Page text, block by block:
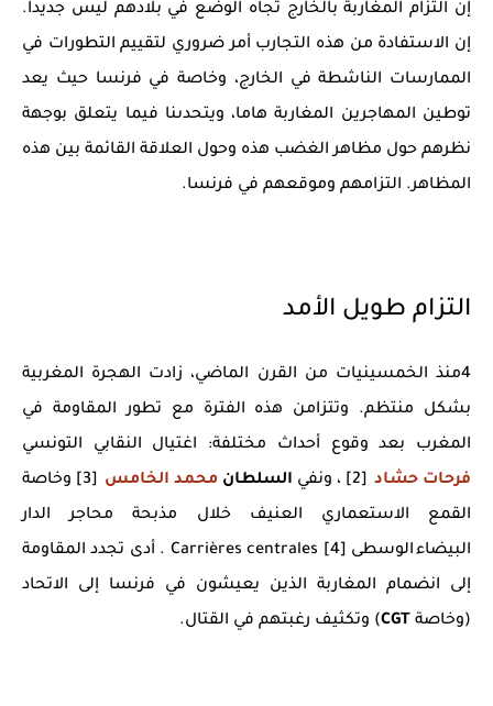
إن التزام المغاربة بالخارج تجاه الوضع في بلادهم ليس جديدا.
إن الاستفادة من هذه التجارب أمر ضروري لتقييم التطورات في
الممارسات الناشطة في الخارج، وخاصة في فرنسا حيث يعد
توطين المهاجرين المغاربة هاما، ويتحدىنا فيما يتعلق بوجهة
نظرهم حول مظاهر الغضب هذه وحول العلاقة القائمة بين هذه
المظاهر. التزامهم وموقعهم في فرنسا.
التزام طويل الأمد
4منذ الخمسينيات من القرن الماضي، زادت الهجرة المغربية
بشكل منتظم. وتتزامن هذه الفترة مع تطور المقاومة في
المغرب بعد وقوع أحداث مختلفة: اغتيال النقابي التونسي
فرحات حشاد [2] ، ونفي السلطان محمد الخامس
[3] وخاصة
القمع الاستعماري العنيف خلال مذبحة محاجر الدار
البيضاء الوسطى Carrières centrales [4] . أدى تجدد المقاومة
إلى انضمام المغاربة الذين يعيشون في فرنسا إلى الاتحاد
(وخاصة CGT) وتكثيف رغبتهم في القتال.